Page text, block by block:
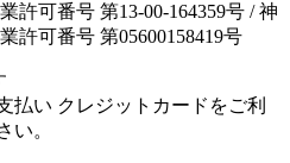
許可番号 第13-00-164359号 / 神
許可番号 第05600158419号
クレジットカードをご利
い。